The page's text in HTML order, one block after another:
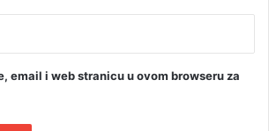
email i web stranicu u ovom browseru za